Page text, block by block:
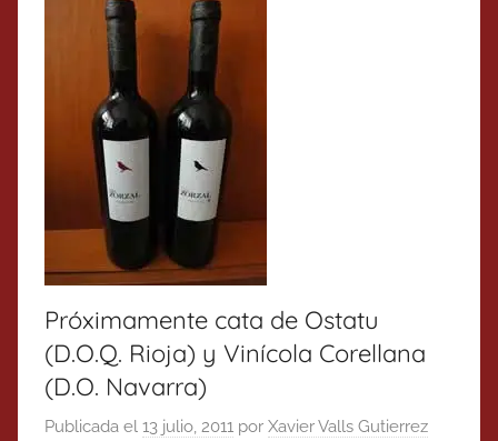
Próximamente cata de Ostatu
(D.O.Q. Rioja) y Vinícola Corellana
(D.O. Navarra)
Publicada el 13 julio, 2011 por Xavier Valls Gutierrez